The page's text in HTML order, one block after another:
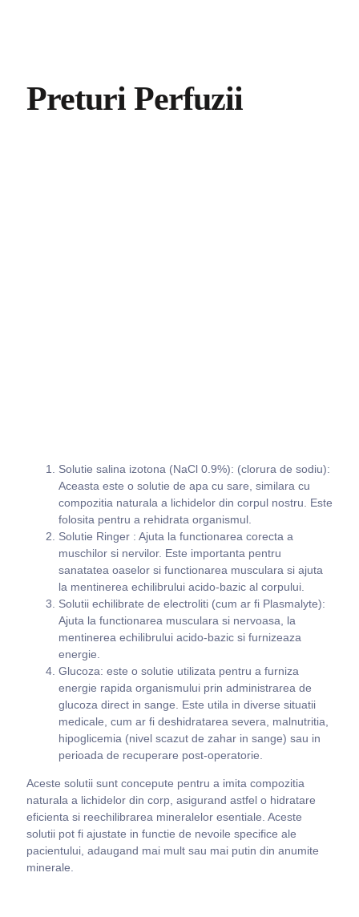
Preturi Perfuzii
Solutie salina izotona (NaCl 0.9%): (clorura de sodiu):
Aceasta este o solutie de apa cu sare, similara cu
compozitia naturala a lichidelor din corpul nostru. Este
folosita pentru a rehidrata organismul.
Solutie Ringer : Ajuta la functionarea corecta a
muschilor si nervilor. Este importanta pentru
sanatatea oaselor si functionarea musculara si ajuta
la mentinerea echilibrului acido-bazic al corpului.
Solutii echilibrate de electroliti (cum ar fi Plasmalyte):
Ajuta la functionarea musculara si nervoasa, la
mentinerea echilibrului acido-bazic si furnizeaza
energie.
Glucoza: este o solutie utilizata pentru a furniza
energie rapida organismului prin administrarea de
glucoza direct in sange. Este utila in diverse situatii
medicale, cum ar fi deshidratarea severa, malnutritia,
hipoglicemia (nivel scazut de zahar in sange) sau in
perioada de recuperare post-operatorie.
Aceste solutii sunt concepute pentru a imita compozitia
naturala a lichidelor din corp, asigurand astfel o hidratare
eficienta si reechilibrarea mineralelor esentiale. Aceste
solutii pot fi ajustate in functie de nevoile specifice ale
pacientului, adaugand mai mult sau mai putin din anumite
minerale.